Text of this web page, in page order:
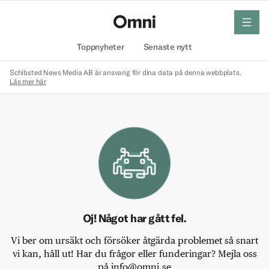
Toppnyheter Senaste nytt
meny
Schibsted News Media AB är ansvarig för dina data på denna webbplats.
Läs mer här
Oj! Något har gått fel.
Vi ber om ursäkt och försöker åtgärda problemet så snart
vi kan, håll ut! Har du frågor eller funderingar? Mejla oss